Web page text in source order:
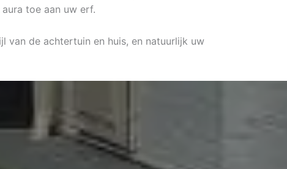
toe aan uw erf.
van de achtertuin en huis, en natuurlijk uw